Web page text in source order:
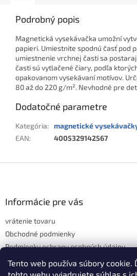
Tento web používa súbory cookie.
Podrobný popis
Magnetická vysekávačka umožní
papieri. Umiestnite spodnú časť pod
umiestnenie vrchnej časti sa
časti sú vytlačené čiary, podľa
opakovanom vysekávaní motívov.
80 až do 220 g/m². Nevhodné pre
Dodatočné parametre
Kategória: magnetické
EAN: 4005329142567
Informácie pre vás
vrátenie tovaru
Obchodné podmienky
Podmienky ochrany osobných údajov
Hodnotenie obchodu